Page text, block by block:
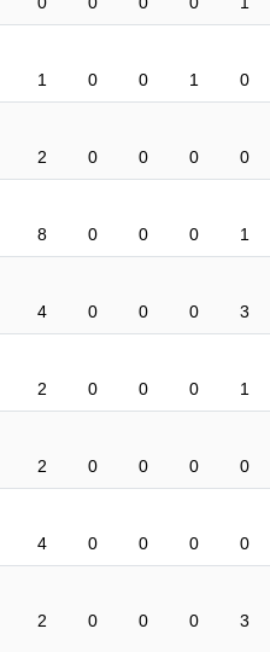
1 0 0 1 0
2 0 0 0 0
8 0 0 0 1
4 0 0 0 3
2 0 0 0 1
2 0 0 0 0
4 0 0 0 0
2 0 0 0 3